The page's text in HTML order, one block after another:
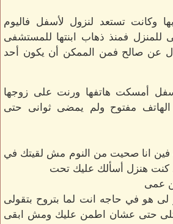
وكانت تستعد لنزول لأسفل فاليوم
للمنزل فمنذ ذهاب ابنتها للمستشفى
عن صالح فمن الممكن أن يكون أحد
أمسكت هاتفها ورنت على زوجها
مفتوح ولم يمضى ثوانى حتى
فين انا صحيت من النوم مش لقيتك في
كنت هنزل أسألك عليك تحت
عمى
هو في حاجه انت لما بتروح بتقولى
حتى عشان اطمن عليك ومش ابقى